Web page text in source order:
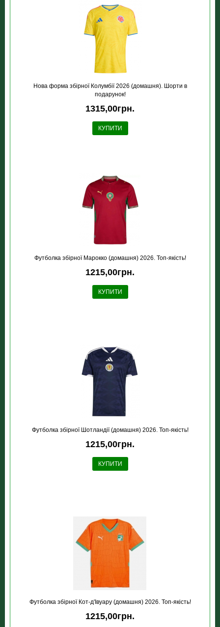
Нова форма збірної Колумбії 2026 (домашня). Шорти в
подарунок!
1315,00грн.
КУПИТИ
Футболка збірної Марокко (домашня) 2026. Топ-якість!
1215,00грн.
КУПИТИ
Футболка збірної Шотландії (домашня) 2026. Топ-якість!
1215,00грн.
КУПИТИ
Футболка збірної Кот-д'Івуару (домашня) 2026. Топ-якість!
1215,00грн.